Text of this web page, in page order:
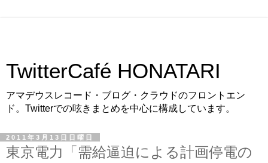
TwitterCafé HONATARI
アマデウスレコード・ブログ・クラウドのフロントエン
ド。Twitterでの呟きまとめを中心に構成しています。
2011年3月13日日曜日
東京電力「需給逼迫による計画停電の